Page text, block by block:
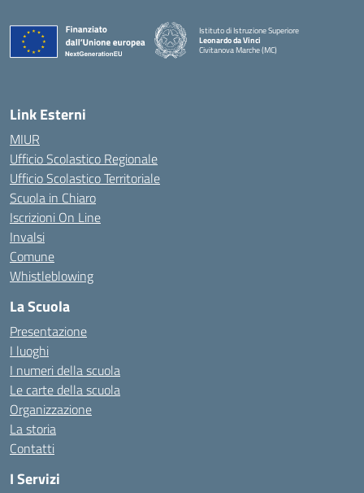
Istituto di Istruzione Superiore
Leonardo da Vinci
Civitanova Marche (MC)
Link Esterni
MIUR
Ufficio Scolastico Regionale
Ufficio Scolastico Territoriale
Scuola in Chiaro
Iscrizioni On Line
Invalsi
Comune
Whistleblowing
La Scuola
Presentazione
I luoghi
I numeri della scuola
Le carte della scuola
Organizzazione
La storia
Contatti
I Servizi